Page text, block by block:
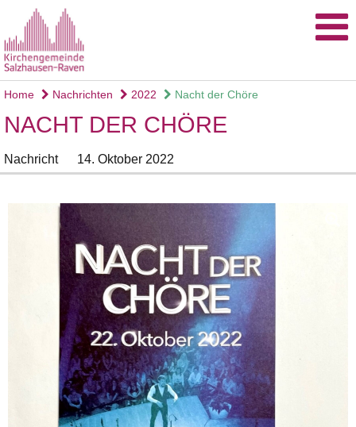
Home Nachrichten 2022 Nacht der Chöre
NACHT DER CHÖRE
Nachricht 14. Oktober 2022